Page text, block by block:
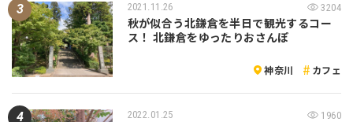
2021.11.26 3204
秋が似合う北鎌倉を半日で観光するコー
ス！ 北鎌倉をゆったりおさんぽ
神奈川 カフェ
2022.01.25 1960